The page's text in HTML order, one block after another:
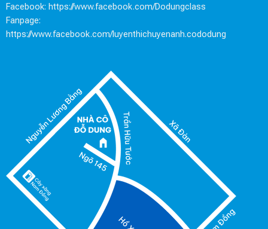
Facebook: https://www.facebook.com/Dodungclass
Fanpage:
https://www.facebook.com/luyenthichuyenanh.cododung